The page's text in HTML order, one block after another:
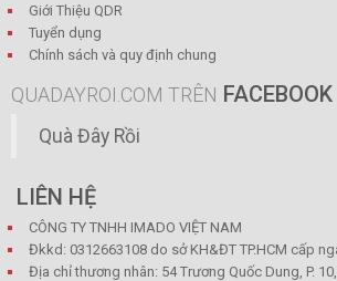
Giới Thiệu QDR
Tuyển dụng
Chính sách và quy định chung
QUADAYROI.COM TRÊN FACEBOOK
Quà Đây Rồi
LIÊN HỆ
CÔNG TY TNHH IMADO VIỆT NAM
Đkkd: 0312663108 do sở KH&ĐT TP.HCM cấp
Địa chỉ thương nhân: 54 Trương Quốc Dung, P. 10,